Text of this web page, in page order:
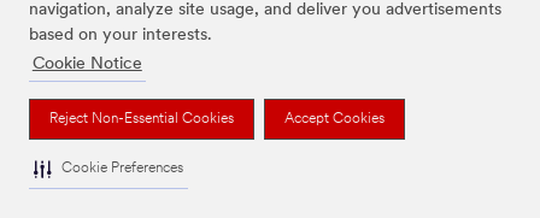
navigation, analyze site usage, and deliver you advertisements
based on your interests.
Cookie Notice
Reject Non-Essential Cookies Accept Cookies
Cookie Preferences